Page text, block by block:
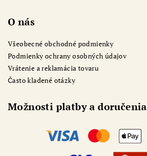
O nás
Všeobecné obchodné podmienky
Podmienky ochrany osobných údajov
Vrátenie a reklamácia tovaru
Často kladené otázky
Možnosti platby a doručenia